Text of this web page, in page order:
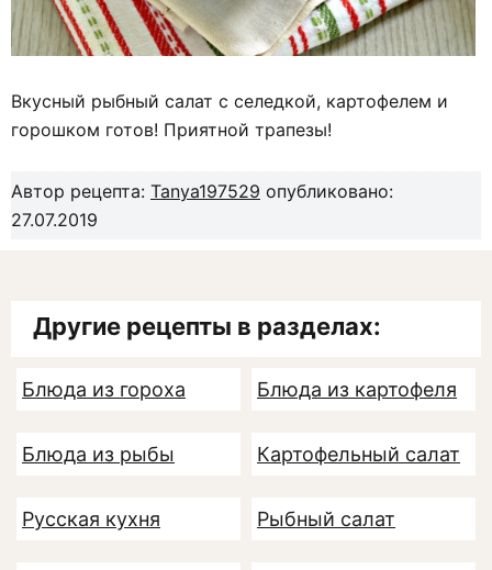
Вкусный рыбный салат с селедкой, картофелем и
горошком готов! Приятной трапезы!
Автор рецепта: Tanya197529 опубликовано:
27.07.2019
Другие рецепты в разделах:
Блюда из гороха Блюда из картофеля
Блюда из рыбы Картофельный салат
Русская кухня Рыбный салат